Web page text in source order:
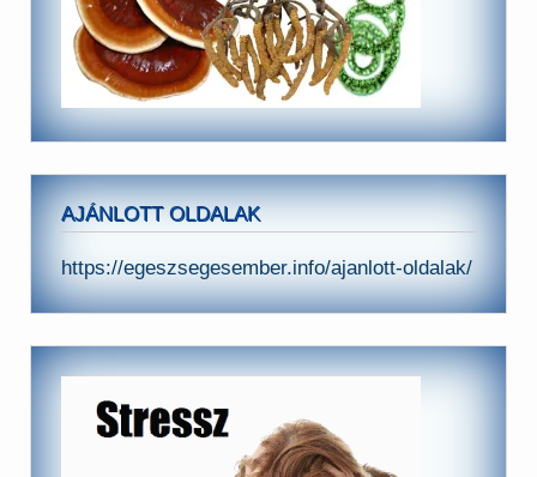
AJÁNLOTT OLDALAK
https://egeszsegesember.info/ajanlott-oldalak/